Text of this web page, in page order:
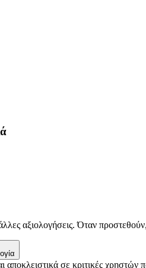
αξιολογήσεις. Όταν
αποκλειστικά σε κριτικές